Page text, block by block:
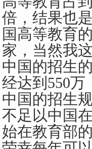
倍，结果也
国高等教育
家，当然我
中国的招生
经达到550
中国的招生
不足以中国
始在教育部